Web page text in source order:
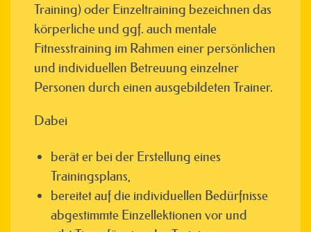
Training) oder Einzeltraining bezeichnen das
körperliche und ggf. auch mentale
Fitnesstraining im Rahmen einer persönlichen
und individuellen Betreuung einzelner
Personen durch einen ausgebildeten Trainer.
Dabei
berät er bei der Erstellung eines
Trainingsplans,
bereitet auf die individuellen Bedürfnisse
abgestimmte Einzellektionen vor und